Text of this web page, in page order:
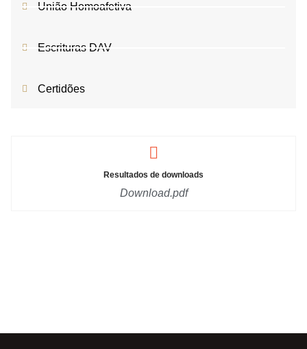
União Homoafetiva
Escrituras DAV
Certidões
Resultados de downloads
Download.pdf